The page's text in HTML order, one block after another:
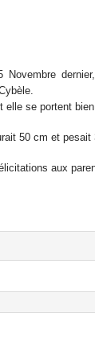
Novembre
elle se portent
50 cm et
aux